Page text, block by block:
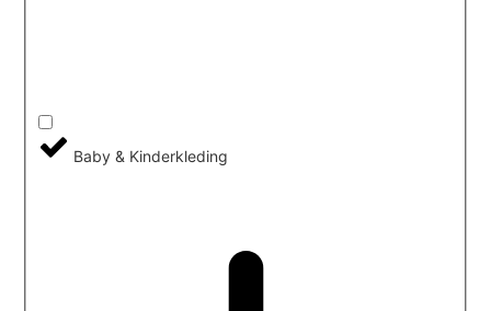
Baby & Kinderkleding